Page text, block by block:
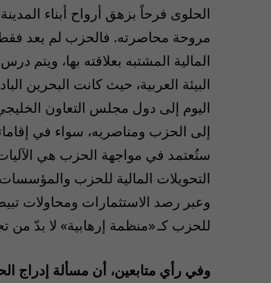
الحلوى فرحاً بزهق أرواح أبناء
مروحة محاصرته. فالحزب لم يعد فقط
المالية المشتبه بعلاقته بها، ويتم
البيئة العربية، حيث كانت البحرين
اليوم إلى دول مجلس التعاون
إلى الحزب ومناصريه، سواء في
ستُعتمد في مواجهة الحزب هي
التحويلات المالية للحزب
وعبر رصد الاستثمارات ومحاولات
للحزب كـ «منظمة إرهابية» لا بدّ من
وفي رأي متابعين، أن مسألة إدراج